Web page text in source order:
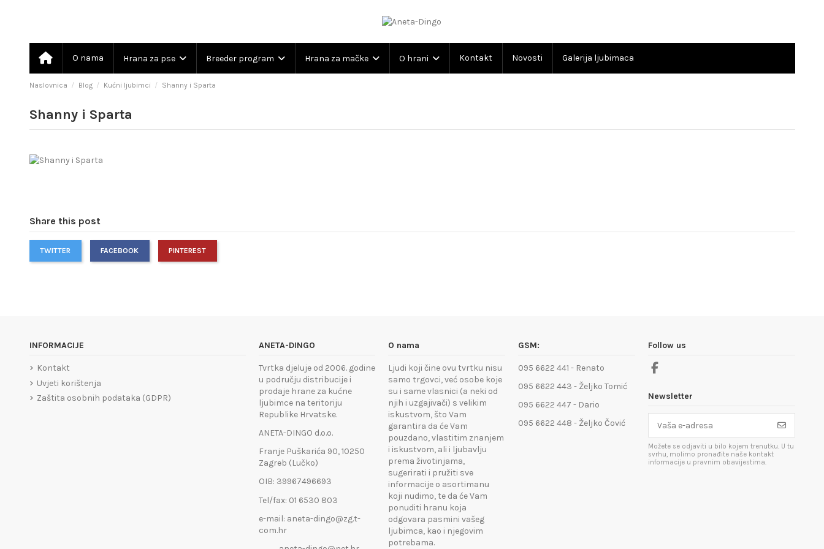
O nama Hrana za pse Breeder program Hrana za mačke O hrani Kontakt Novosti Galerija ljubimaca
Naslovnica Blog Kućni ljubimci Shanny i Sparta
Shanny i Sparta
Share this post
TWITTER FACEBOOK PINTEREST
INFORMACIJE
Kontakt
Uvjeti korištenja
Zaštita osobnih podataka (GDPR)
ANETA-DINGO
Tvrtka djeluje od 2006. godine
u području distribucije i
prodaje hrane za kućne
ljubimce na teritoriju
Republike Hrvatske.
ANETA-DINGO d.o.o.
Franje Puškarića 90, 10250
Zagreb (Lučko)
OIB: 39967496693
Tel/fax: 01 6530 803
e-mail: aneta-dingo@zg.t-
com.hr
O nama
Ljudi koji čine ovu tvrtku nisu
samo trgovci, već osobe koje
su i same vlasnici (a neki od
njih i uzgajivači) s velikim
iskustvom, što Vam
garantira da će Vam
pouzdano, vlastitim znanjem
i iskustvom, ali i ljubavlju
prema životinjama,
sugerirati i pružiti sve
informacije o asortimanu
koji nudimo, te da će Vam
ponuditi hranu koja
odgovara pasmini vašeg
ljubimca, kao i njegovim
potrebama.
GSM:
095 6622 441 - Renato
095 6622 443 - Željko Tomić
095 6622 447 - Dario
095 6622 448 - Željko Čović
Follow us
Newsletter
Možete se odjaviti u bilo kojem trenutku. U tu
svrhu, molimo pronađite naše kontakt
informacije u pravnim obavijestima.